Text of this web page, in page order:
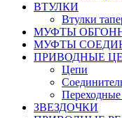
ВТУЛКИ
Втулки
МУФТЫ
МУФТЫ
ПРИВОДНЫЕ
Цепи
Переходные
ЗВЕЗДОЧКИ